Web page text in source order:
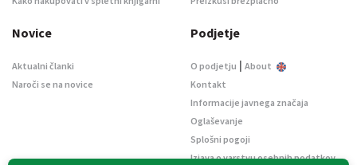
Novice
Aktualni članki
Naroči se na novice
Podjetje
O podjetju | About
Kontakt
Informacije javnega značaja
Oglaševanje
Splošni pogoji
Izjava o varstvu osebnih podatkov